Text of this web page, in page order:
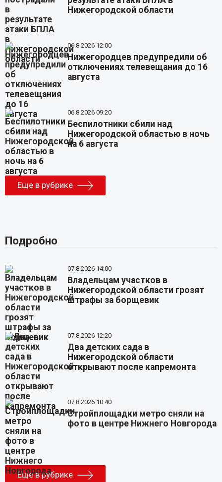
Нижегородской области
06.8.2026 12:00
Нижегородцев предупредили об
отключениях телевещания до 16
августа
06.8.2026 09:20
Беспилотники сбили над
Нижегородской областью в ночь
на 6 августа
Еще в рубрике
Подробно
07.8.2026 14:00
Владельцам участков в
Нижегородской области грозят
штрафы за борщевик
07.8.2026 12:20
Два детских сада в
Нижегородской области
открывают после капремонта
07.8.2026 10:40
Стройплощадки метро сняли на
фото в центре Нижнего Новгорода
Еще в рубрике